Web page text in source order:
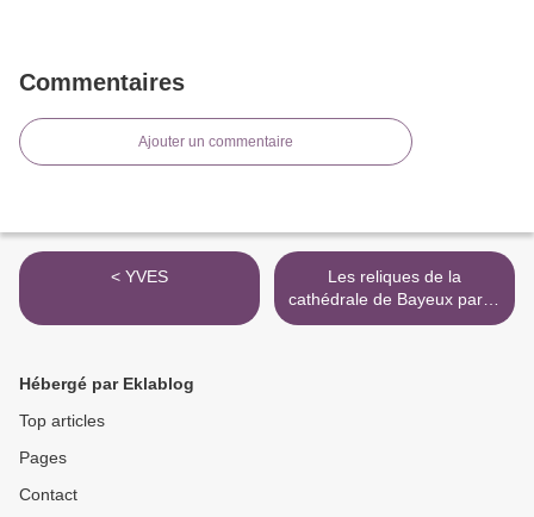
Commentaires
Ajouter un commentaire
< YVES
Les reliques de la
cathédrale de Bayeux par F.
Neveux - 2000 >
Hébergé par Eklablog
Top articles
Pages
Contact